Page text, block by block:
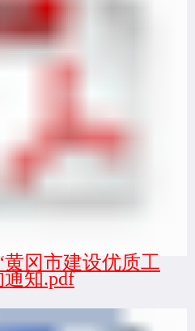
黄冈市建设优质工
知.pdf